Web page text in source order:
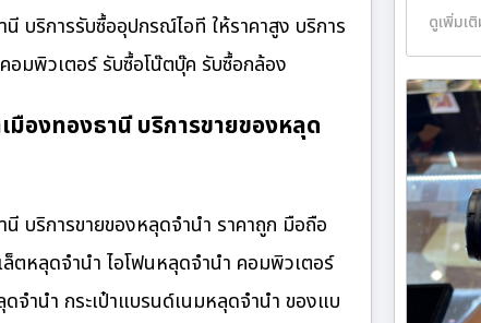
บริการรับซื้ออุปกรณ์ไอที ให้ราคาสูง บริการ
มพิวเตอร์ รับซื้อโน๊ตบุ๊ค รับซื้อกล้อง
มืองทองธานี บริการขายของหลุด
บริการขายของหลุดจำนำ ราคาถูก มือถือ
ตหลุดจำนำ ไอโฟนหลุดจำนำ คอมพิวเตอร์
จำนำ กระเป๋าแบรนด์เนมหลุดจำนำ ของแบ
ดูเพิ่มเ